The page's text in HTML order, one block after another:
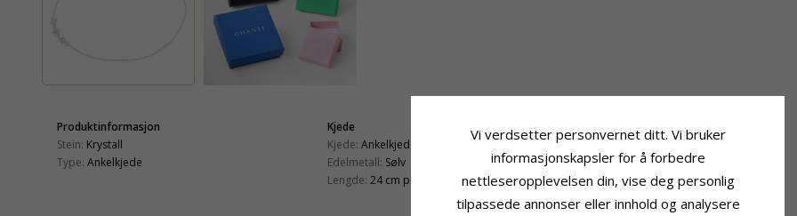
Produktinformasjon
Stein: Krystall
Type: Ankelkjede
Kjede
Kjede: Ankelkjede
Edelmetall: Sølv
Lengde: 24 cm pluss 2 cm
Antall: 4
Sliping: Fasettslipt
Farge:Hvit
Stein:
Krystall
Vi verdsetter personvernet ditt. Vi bruker
informasjonskapsler for å forbedre
nettleseropplevelsen din, vise deg personlig
tilpassede annonser eller innhold og analysere